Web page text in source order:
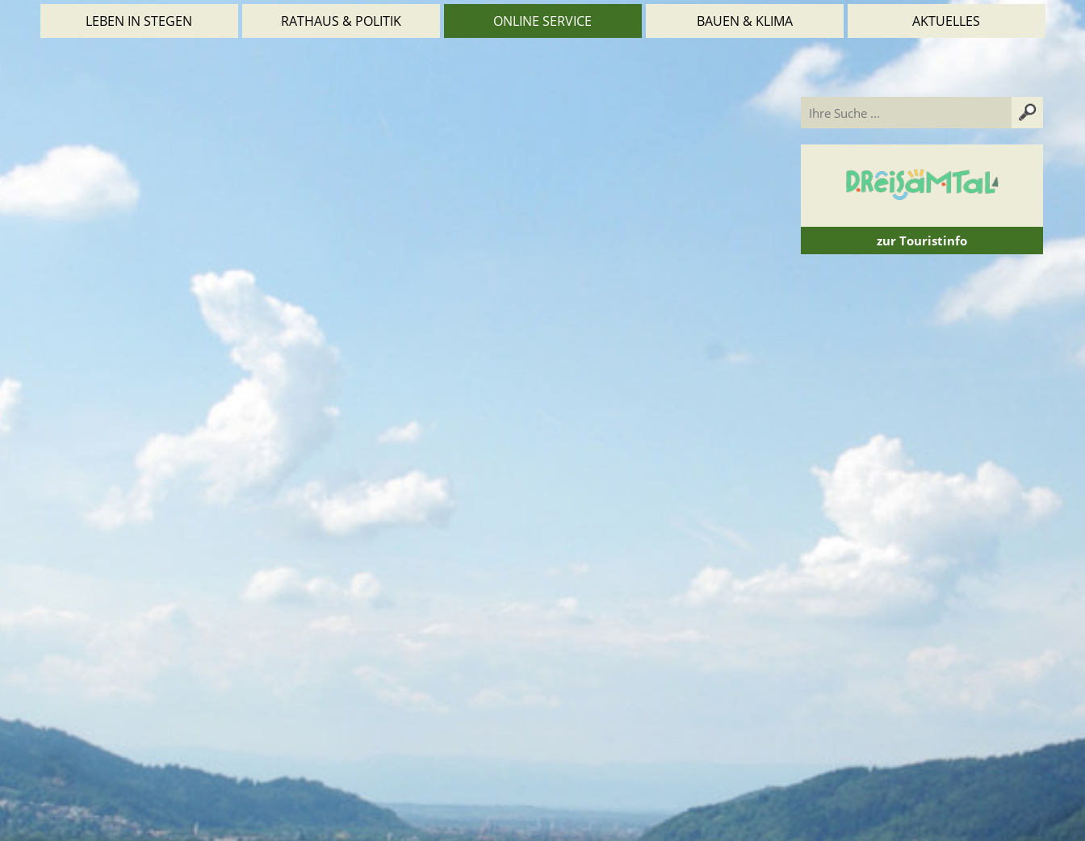
LEBEN IN STEGEN RATHAUS & POLITIK ONLINE SERVICE BAUEN & KLIMA AKTUELLES
zur Touristinfo